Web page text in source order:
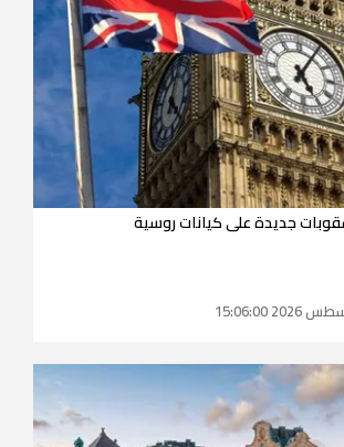
جديدة على كيانات روسية